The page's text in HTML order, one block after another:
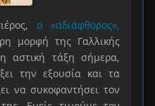
ο «αδιάφθορος»,
μορφή της Γαλλικής
αστική τάξη σήμερα,
την εξουσία και τα
να συκοφαντήσει τον